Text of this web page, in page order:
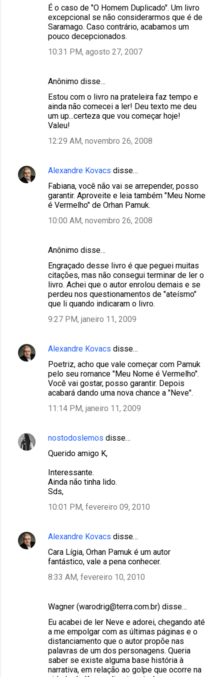
É o caso de "O Homem Duplicado". Um livro
excepcional se não considerarmos que é de
Saramago. Caso contrário, acabamos um
pouco decepcionados.
10:31 PM, agosto 27, 2007
Anônimo disse…
Estou com o livro na prateleira faz tempo e
ainda não comecei a ler! Deu texto me deu
um up...certeza que vou começar hoje!
Valeu!
12:29 AM, novembro 26, 2008
Alexandre Kovacs disse…
Fabiana, você não vai se arrepender, posso
garantir. Aproveite e leia também "Meu Nome
é Vermelho" de Orhan Pamuk.
10:00 AM, novembro 26, 2008
Anônimo disse…
Engraçado desse livro é que peguei muitas
citações, mas não consegui terminar de ler o
livro. Achei que o autor enrolou demais e se
perdeu nos questionamentos de "ateísmo"
que li quando indicaram o livro.
9:27 PM, janeiro 11, 2009
Alexandre Kovacs disse…
Poetriz, acho que vale começar com Pamuk
pelo seu romance "Meu Nome é Vermelho".
Você vai gostar, posso garantir. Depois
acabará dando uma nova chance a "Neve".
11:14 PM, janeiro 11, 2009
nostodoslemos disse…
Querido amigo K,
Interessante.
Ainda não tinha lido.
Sds,
10:01 PM, fevereiro 09, 2010
Alexandre Kovacs disse…
Cara Lígia, Orhan Pamuk é um autor
fantástico, vale a pena conhecer.
8:33 AM, fevereiro 10, 2010
Wagner (warodrig@terra.com.br) disse…
Eu acabei de ler Neve e adorei, chegando até
a me empolgar com as últimas páginas e o
distanciamento que o autor propõe nas
palavras de um dos personagens. Queria
saber se existe alguma base história à
narrativa, em relação ao golpe que ocorre na